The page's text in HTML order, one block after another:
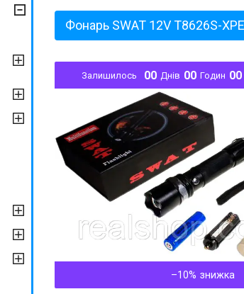
Фонарь SWAT 12V T8626S-
Залишилось 00 Днів 00 Годин 00
–10%